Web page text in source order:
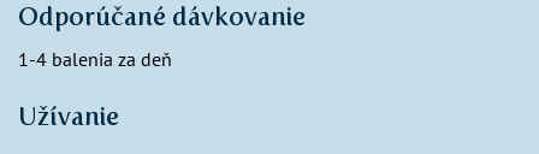
Odporúčané dávkovanie
1-4 balenia za deň
Užívanie